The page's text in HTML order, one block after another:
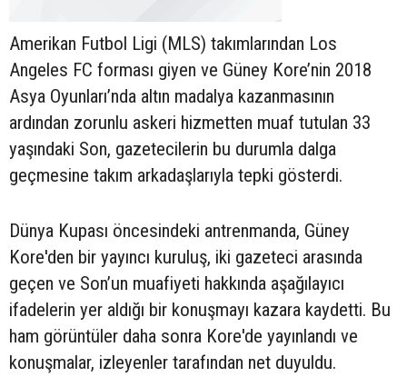
Amerikan Futbol Ligi (MLS) takımlarından Los
Angeles FC forması giyen ve Güney Kore’nin 2018
Asya Oyunları’nda altın madalya kazanmasının
ardından zorunlu askeri hizmetten muaf tutulan 33
yaşındaki Son, gazetecilerin bu durumla dalga
geçmesine takım arkadaşlarıyla tepki gösterdi.
Dünya Kupası öncesindeki antrenmanda, Güney
Kore'den bir yayıncı kuruluş, iki gazeteci arasında
geçen ve Son’un muafiyeti hakkında aşağılayıcı
ifadelerin yer aldığı bir konuşmayı kazara kaydetti. Bu
ham görüntüler daha sonra Kore'de yayınlandı ve
konuşmalar, izleyenler tarafından net duyuldu.